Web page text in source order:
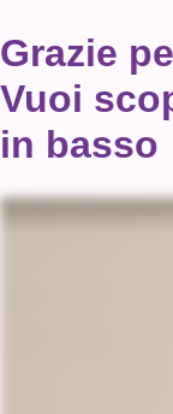
Grazie
Vuoi
in basso